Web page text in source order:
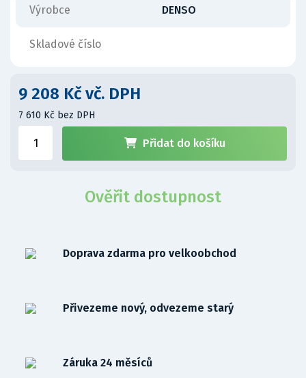
Výrobce DENSO
Skladové číslo
9 208 Kč vč. DPH
7 610 Kč bez DPH
Přidat do košíku
Ověřit dostupnost
Doprava zdarma pro velkoobchod
Přivezeme nový, odvezeme starý
Záruka 24 měsíců